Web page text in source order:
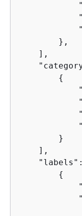
        },
    ],
{
        }
    ],
{